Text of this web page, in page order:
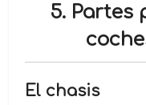
5. Partes
El chasis